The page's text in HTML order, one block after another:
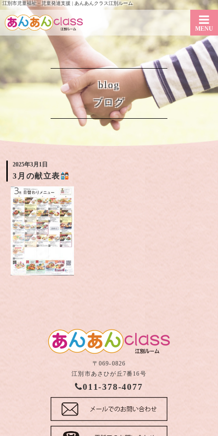
江別市児童福祉・児童発達支援 | あんあんクラス江別ルーム
blog
ブログ
MENU
2025年3月1日
3月の献立表
〒069-0826
江別市あさひが丘7番16号
011-378-4077